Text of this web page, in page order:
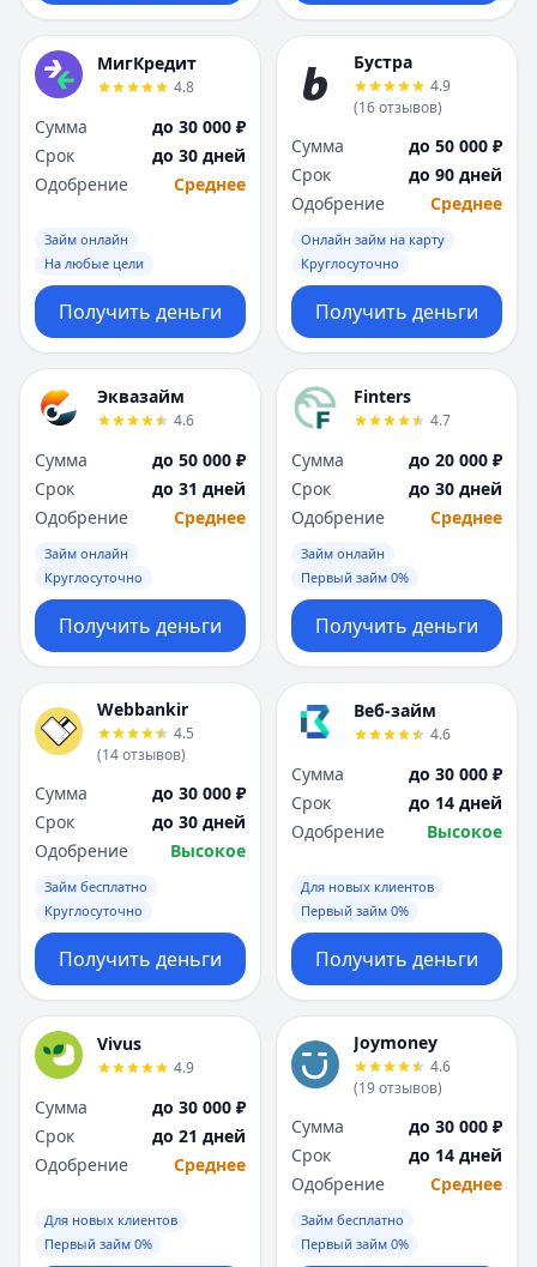
МигКредит
4.8
Сумма
до 30 000 ₽
Срок
до 30 дней
Одобрение
Среднее
Займ онлайн
На любые цели
Получить деньги
Бустра
4.9
(16отзывов)
Сумма
до 50 000 ₽
Срок
до 90 дней
Одобрение
Среднее
Онлайн займ на карту
Круглосуточно
Получить деньги
Эквазайм
4.6
Сумма
до 50 000 ₽
Срок
до 31 дней
Одобрение
Среднее
Займ онлайн
Круглосуточно
Получить деньги
Finters
4.7
Сумма
до 20 000 ₽
Срок
до 30 дней
Одобрение
Среднее
Займ онлайн
Первый займ 0%
Получить деньги
Webbankir
4.5
(14отзывов)
Сумма
до 30 000 ₽
Срок
до 30 дней
Одобрение
Высокое
Займ бесплатно
Круглосуточно
Получить деньги
Веб-займ
4.6
Сумма
до 30 000 ₽
Срок
до 14 дней
Одобрение
Высокое
Для новых клиентов
Первый займ 0%
Получить деньги
Vivus
4.9
Сумма
до 30 000 ₽
Срок
до 21 дней
Одобрение
Среднее
Для новых клиентов
Первый займ 0%
Joymoney
4.6
(19отзывов)
Сумма
до 30 000 ₽
Срок
до 14 дней
Одобрение
Среднее
Займ бесплатно
Первый займ 0%